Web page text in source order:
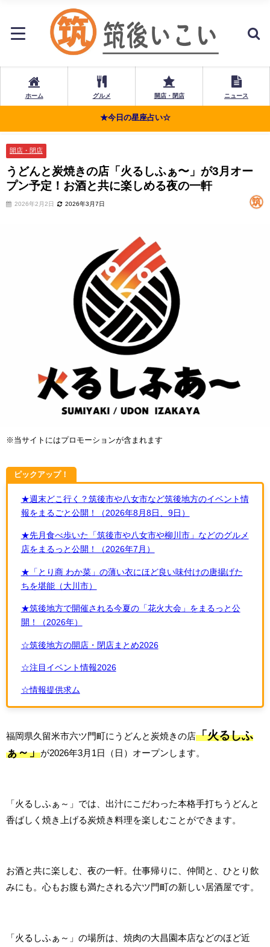
ホーム グルメ 開店・閉店 ニュース
★今日の星座占い☆
開店・閉店
うどんと炭焼きの店「火るしふぁ〜」が3月オー
プン予定！お酒と共に楽しめる夜の一軒
2026年2月2日 2026年3月7日
※当サイトにはプロモーションが含まれます
ピックアップ！
★週末どこ行く？筑後市や八女市など筑後地方のイベント情
報をまるごと公開！（2026年8月8日、9日）
★先月食べ歩いた「筑後市や八女市や柳川市」などのグルメ
店をまるっと公開！（2026年7月）
★「とり商 わか菜」の薄い衣にほど良い味付けの唐揚げた
ちを堪能（大川市）
★筑後地方で開催される今夏の「花火大会」をまるっと公
開！（2026年）
☆筑後地方の開店・閉店まとめ2026
☆注目イベント情報2026
☆情報提供求ム
福岡県久留米市六ツ門町にうどんと炭焼きの店「火るしふ
ぁ～」が2026年3月1日（日）オープンします。
「火るしふぁ～」では、出汁にこだわった本格手打ちうどんと
香ばしく焼き上げる炭焼き料理を楽しむことができます。
お酒と共に楽しむ、夜の一軒。仕事帰りに、仲間と、ひとり飲
みにも。心もお腹も満たされる六ツ門町の新しい居酒屋です。
「火るしふぁ～」の場所は、焼肉の大昌園本店などのほど近